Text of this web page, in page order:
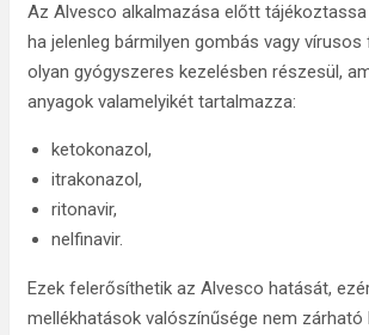
Az Alvesco alkalmazása előtt
ha jelenleg bármilyen gombás vagy
olyan gyógyszeres kezelésben részesül,
anyagok valamelyikét tartalmazza:
ketokonazol,
itrakonazol,
ritonavir,
nelfinavir.
Ezek felerősíthetik az Alvesco hatását,
mellékhatások valószínűsége nem zárható